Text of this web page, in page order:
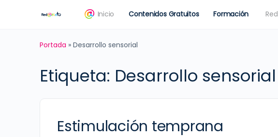
Inicio Contenidos Gratuitos Formación Red
Portada » Desarrollo sensorial
Etiqueta: Desarrollo sensorial
Estimulación temprana